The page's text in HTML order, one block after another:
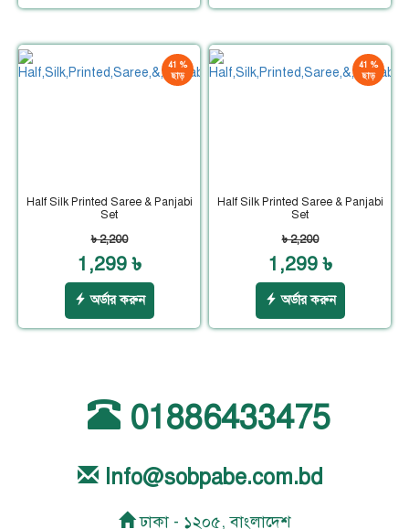
41 %
ছাড়
Half Silk Printed Saree & Panjabi
Set
৳ 2,200
1,299 ৳
অর্ডার করুন
41 %
ছাড়
Half Silk Printed Saree & Panjabi
Set
৳ 2,200
1,299 ৳
অর্ডার করুন
01886433475
Info@sobpabe.com.bd
ঢাকা - ১২০৫, বাংলাদেশ